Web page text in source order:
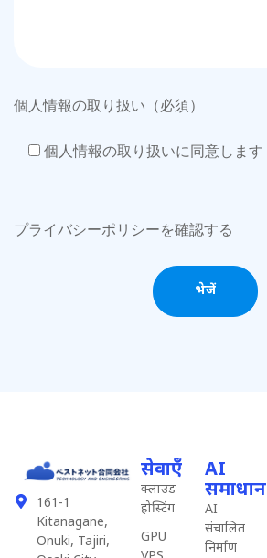
個人情報の取り扱い（必須）
個人情報の取り扱いに同意します
プライバシーポリシーを確認する
161-1
Kitanagane,
Onuki, Tajiri,
सेवाएँ
क्लाउड
होस्टिंग
GPU
AI
समाधान
AI
संचालित
निर्माण